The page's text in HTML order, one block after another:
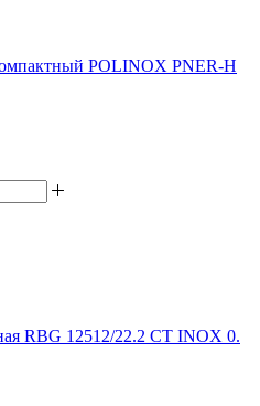
POLINOX PNER-Н
RBG 12512/22.2 CТ INOX 0.